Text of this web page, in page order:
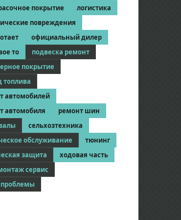
покрытие
логистика
повреждения
официальный дилер
то
подвеска ремонт
покрытие
топлива
автомобилей
автомобиля
ремонт шин
сельхозтехника
обслуживание
тюнинг
защита
ходовая часть
сервис